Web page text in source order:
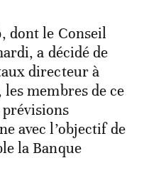
dont le Conseil
a décidé de
directeur à
les membres de ce
avec l’objectif de
la Banque